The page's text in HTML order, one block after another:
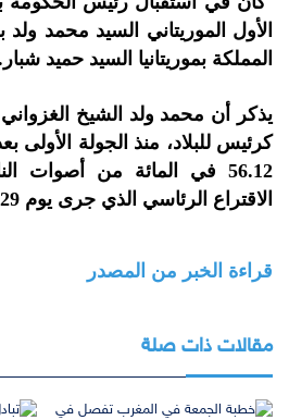
الأول ‏‏الموريتاني السيد محمد
المملكة بموريتانيا السيد حميد
يذكر أن محمد ولد الشيخ الغزواني
كرئيس للبلاد، ‏منذ الجولة
56.12 في المائة من ‏أصوات
الاقتراع الرئاسي الذي جرى يوم 29 يونيو الماضي.‏
قراءة الخبر من المصدر
مقالات ذات صلة